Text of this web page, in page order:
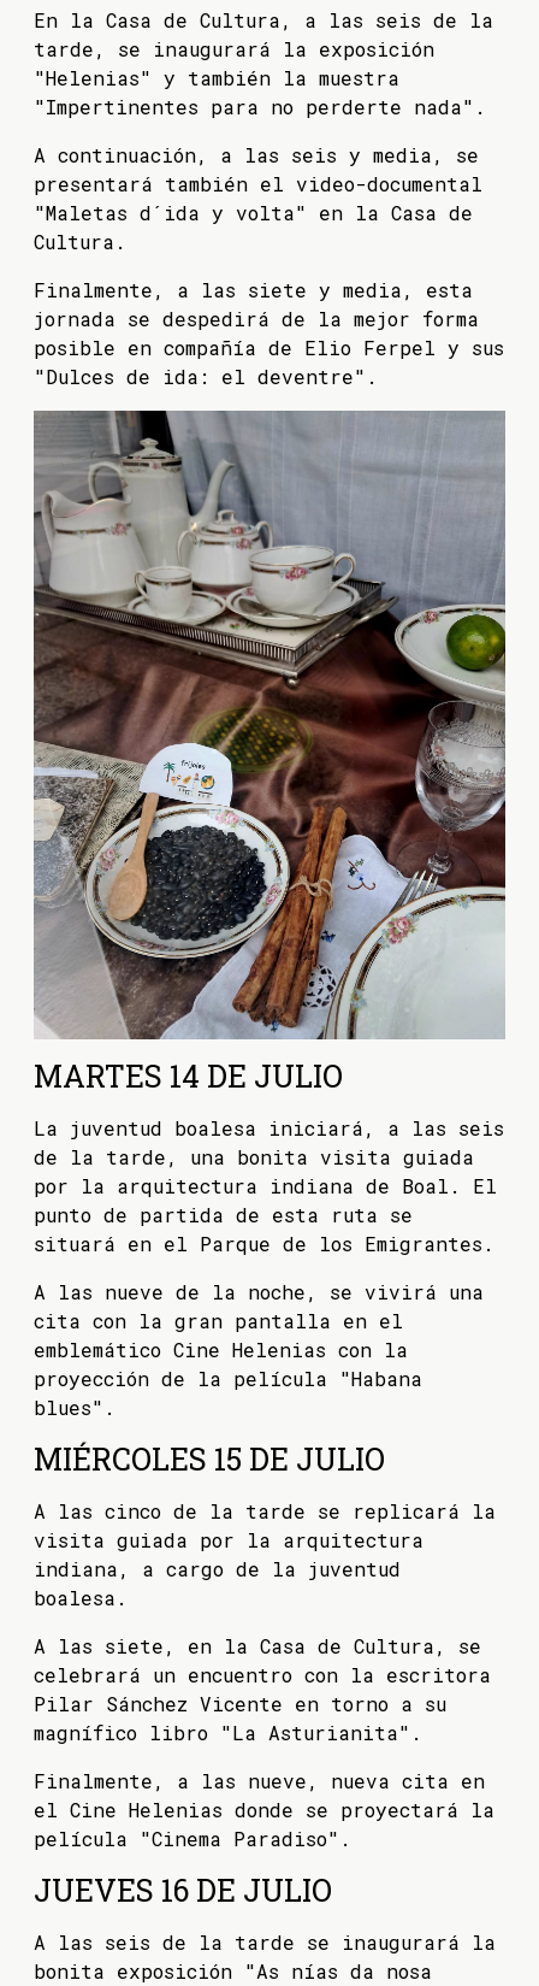
En la Casa de Cultura, a las seis de la
tarde, se inaugurará la exposición
"Helenias" y también la muestra
"Impertinentes para no perderte nada".
A continuación, a las seis y media, se
presentará también el video-documental
"Maletas d´ida y volta" en la Casa de
Cultura.
Finalmente, a las siete y media, esta
jornada se despedirá de la mejor forma
posible en compañía de Elio Ferpel y sus
"Dulces de ida: el deventre".
MARTES 14 DE JULIO
La juventud boalesa iniciará, a las seis
de la tarde, una bonita visita guiada
por la arquitectura indiana de Boal. El
punto de partida de esta ruta se
situará en el Parque de los Emigrantes.
A las nueve de la noche, se vivirá una
cita con la gran pantalla en el
emblemático Cine Helenias con la
proyección de la película "Habana
blues".
MIÉRCOLES 15 DE JULIO
A las cinco de la tarde se replicará la
visita guiada por la arquitectura
indiana, a cargo de la juventud
boalesa.
A las siete, en la Casa de Cultura, se
celebrará un encuentro con la escritora
Pilar Sánchez Vicente en torno a su
magnífico libro "La Asturianita".
Finalmente, a las nueve, nueva cita en
el Cine Helenias donde se proyectará la
película "Cinema Paradiso".
JUEVES 16 DE JULIO
A las seis de la tarde se inaugurará la
bonita exposición "As nías da nosa